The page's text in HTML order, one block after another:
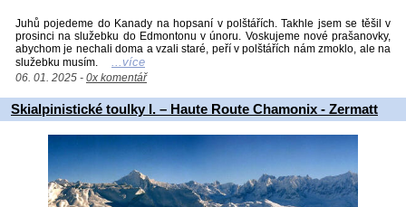
Juhů pojedeme do Kanady na hopsaní v polštářích. Takhle jsem se těšil v
prosinci na služebku do Edmontonu v únoru. Voskujeme nové prašanovky,
abychom je nechali doma a vzali staré, peří v polštářích nám zmoklo, ale na
služebku musím.
...více
06. 01. 2025 - 0x komentář
Skialpinistické toulky I. – Haute Route Chamonix - Zermatt